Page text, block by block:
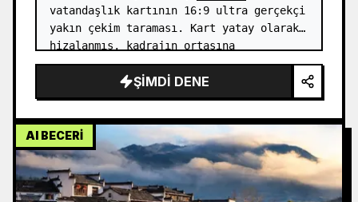
vatandaşlık kartının 16:9 ultra gerçekçi
yakın çekim taraması. Kart yatay olarak
hizalanmış, kadrajın ortasına
yerleştirilmiş, stüdyo aydınlatmasıyla
ŞIMDI DENE
AI BECERI